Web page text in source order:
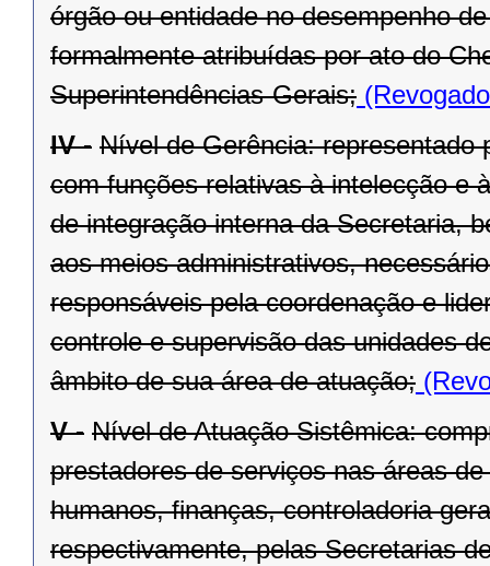
órgão ou entidade no desempenho
formalmente atribuídas por ato do
Superintendências-Gerais;
IV - Nível de Gerência: representado
com funções relativas à intelecção e
de integração interna da Secretaria,
aos meios administrativos,
responsáveis pela coordenação e
controle e supervisão das unidades
âmbito de sua área de atuação;
V - Nível de Atuação Sistêmica:
prestadores de serviços nas áreas
humanos, finanças, controladoria
respectivamente, pelas Secretarias